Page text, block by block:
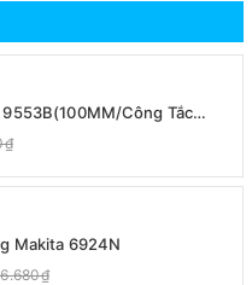
Công Tắc
Makita 6924N